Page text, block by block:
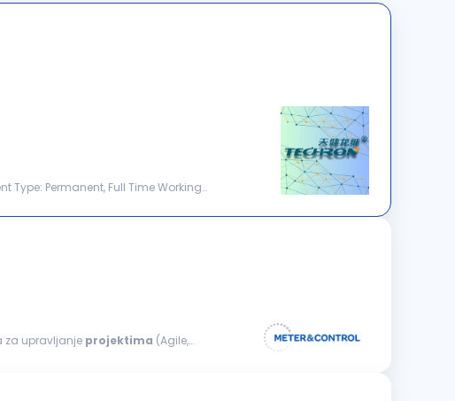
Type: Permanent, Full Time Working
za upravljanje projektima (Agile,